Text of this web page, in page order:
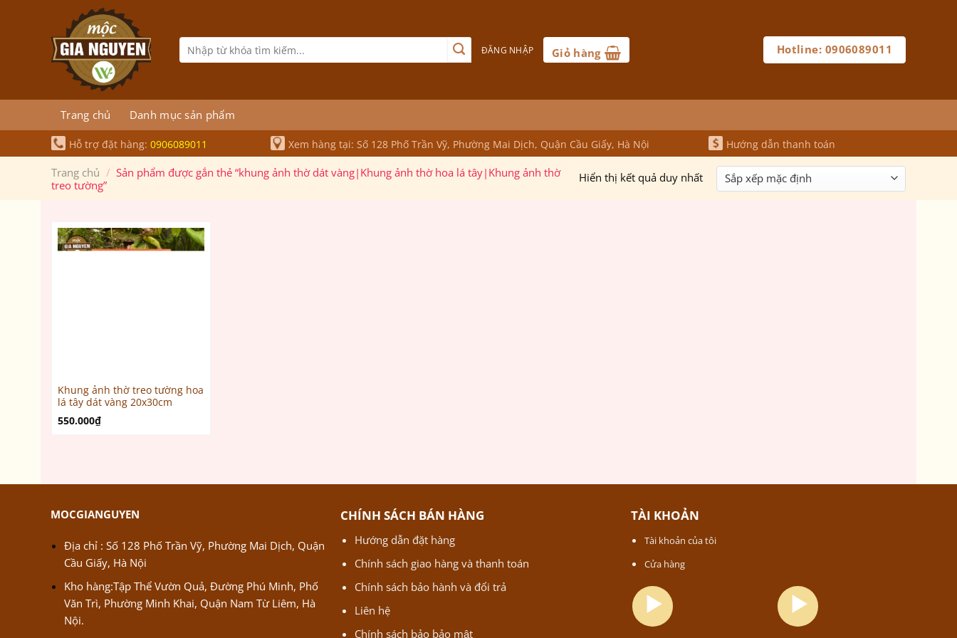
Tìm
kiếm:
ĐĂNG NHẬP Giỏ hàng Hotline: 0906089011
Trang chủ Danh mục sản phẩm
Hỗ trợ đặt hàng: 0906089011 Xem hàng tại: Số 128 Phố Trần Vỹ, Phường Mai Dịch, Quận Cầu Giấy, Hà Nội Hướng dẫn thanh toán
Trang chủ / Sản phẩm được gắn thẻ “khung ảnh thờ dát vàng|Khung ảnh thờ hoa lá tây|Khung ảnh thờ
treo tường”
Hiển thị kết quả duy nhất
Khung ảnh thờ treo tường hoa
lá tây dát vàng 20x30cm
550.000₫
MOCGIANGUYEN
Địa chỉ : Số 128 Phố Trần Vỹ, Phường Mai Dịch, Quận
Cầu Giấy, Hà Nội
Kho hàng:Tập Thể Vườn Quả, Đường Phú Minh, Phố
Văn Trì, Phường Minh Khai, Quận Nam Từ Liêm, Hà
Nội.
CHÍNH SÁCH BÁN HÀNG
Hướng dẫn đặt hàng
Chính sách giao hàng và thanh toán
Chính sách bảo hành và đổi trả
Liên hệ
Chính sách bảo bảo mật
TÀI KHOẢN
Tài khoản của tôi
Cửa hàng